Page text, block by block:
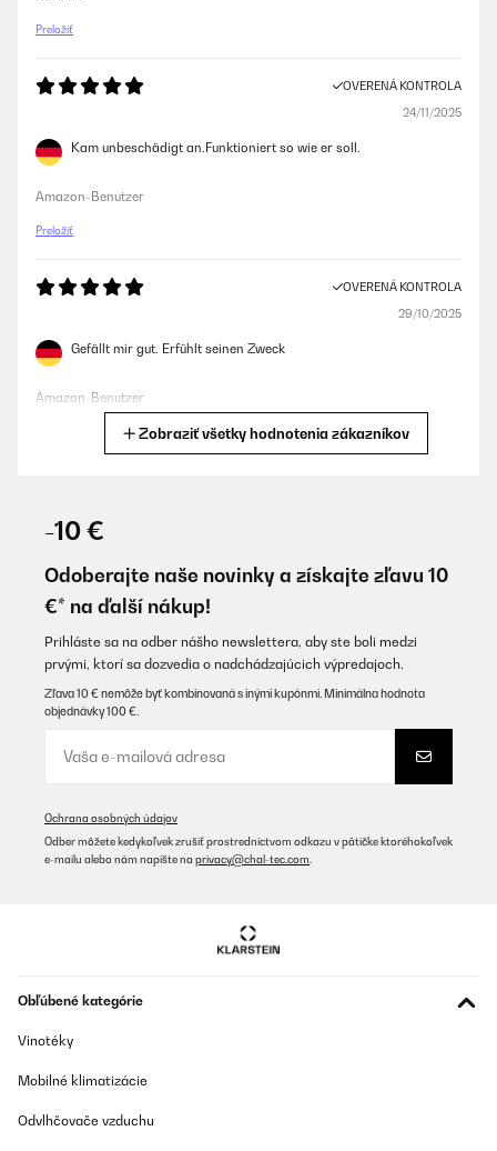
Preložiť
OVERENÁ KONTROLA
24/11/2025
Kam unbeschädigt an.Funktioniert so wie er soll.
Amazon-Benutzer
Preložiť
OVERENÁ KONTROLA
29/10/2025
Gefällt mir gut. Erfühlt seinen Zweck
Amazon-Benutzer
Sehr leise und ausreichend Platz.
Amazon-Benutzer
Preložiť
OVERENÁ KONTROLA
Ware wie beschrieben
Preložiť
Guter Kühlschrank für Party. Leider zwei kleine Beulen. Mit der
Amazon-Benutzer
Preložiť
Zobraziť všetky hodnotenia zákazníkov
-10 €
Odoberajte naše novinky a získajte zľavu 10
€* na ďalší nákup!
Prihláste sa na odber nášho newslettera, aby ste boli medzi
prvými, ktorí sa dozvedia o nadchádzajúcich výpredajoch.
Zľava 10 € nemôže byť kombinovaná s inými kupónmi. Minimálna hodnota
objednávky 100 €.
Ochrana osobných údajov
Odber môžete kedykoľvek zrušiť prostredníctvom odkazu v pätičke ktoréhokoľvek
e-mailu alebo nám napíšte na privacy@chal-tec.com
Obľúbené kategórie
Vinotéky
Mobilné klimatizácie
Odvlhčovače vzduchu